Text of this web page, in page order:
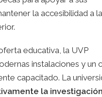
la accesibilidad a la
educativa, la UVP
instalaciones y un
capacitado. La
la